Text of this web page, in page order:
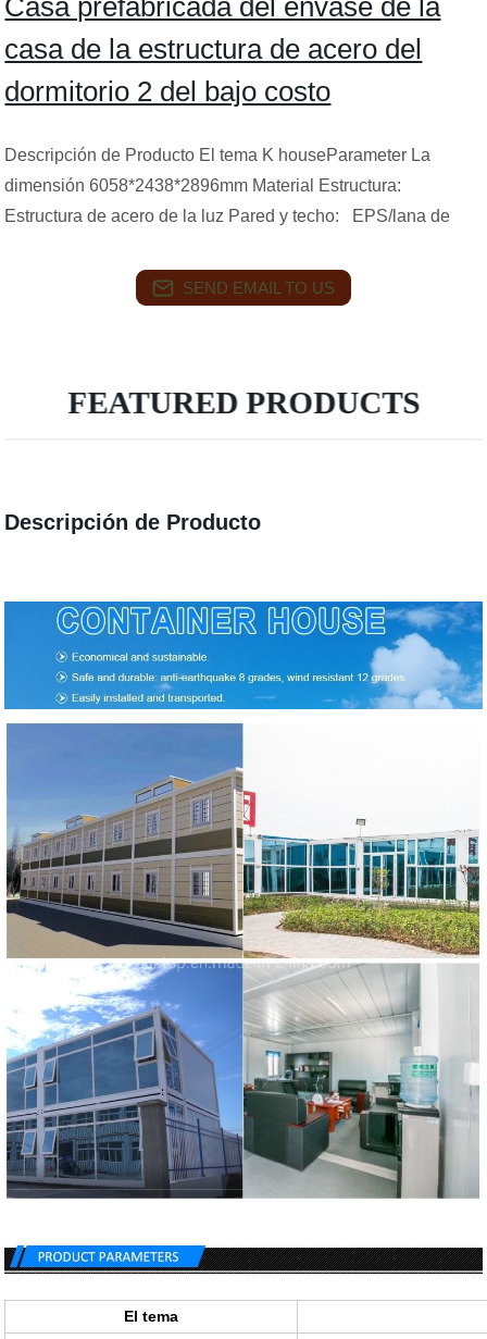
Casa prefabricada del envase de la
casa de la estructura de acero del
dormitorio 2 del bajo costo
Descripción de Producto El tema K houseParameter La
dimensión 6058*2438*2896mm Material Estructura:
Estructura de acero de la luz Pared y techo: EPS/lana de
SEND EMAIL TO US
FEATURED PRODUCTS
Descripción de Producto
El tema